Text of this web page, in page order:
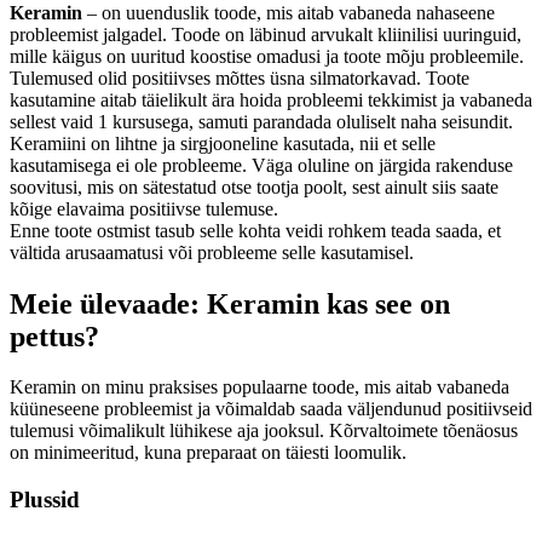
Keramin – on uuenduslik toode, mis aitab vabaneda nahaseene
probleemist jalgadel. Toode on läbinud arvukalt kliinilisi uuringuid,
mille käigus on uuritud koostise omadusi ja toote mõju probleemile.
Tulemused olid positiivses mõttes üsna silmatorkavad. Toote
kasutamine aitab täielikult ära hoida probleemi tekkimist ja vabaneda
sellest vaid 1 kursusega, samuti parandada oluliselt naha seisundit.
Keramiini on lihtne ja sirgjooneline kasutada, nii et selle
kasutamisega ei ole probleeme. Väga oluline on järgida rakenduse
soovitusi, mis on sätestatud otse tootja poolt, sest ainult siis saate
kõige elavaima positiivse tulemuse.
Enne toote ostmist tasub selle kohta veidi rohkem teada saada, et
vältida arusaamatusi või probleeme selle kasutamisel.
Meie ülevaade: Keramin kas see on
pettus?
Keramin on minu praksises populaarne toode, mis aitab vabaneda
küüneseene probleemist ja võimaldab saada väljendunud positiivseid
tulemusi võimalikult lühikese aja jooksul. Kõrvaltoimete tõenäosus
on minimeeritud, kuna preparaat on täiesti loomulik.
Plussid